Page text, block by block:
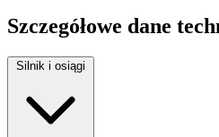
Szczegółowe dane
Silnik i osiągi